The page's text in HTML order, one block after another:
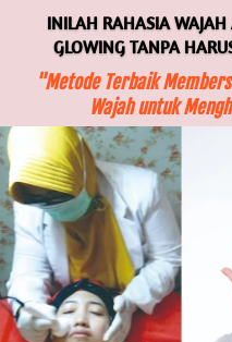
INILAH RAHASIA
GLOWING TANPA
"Metode Terbaik
Wajah untuk